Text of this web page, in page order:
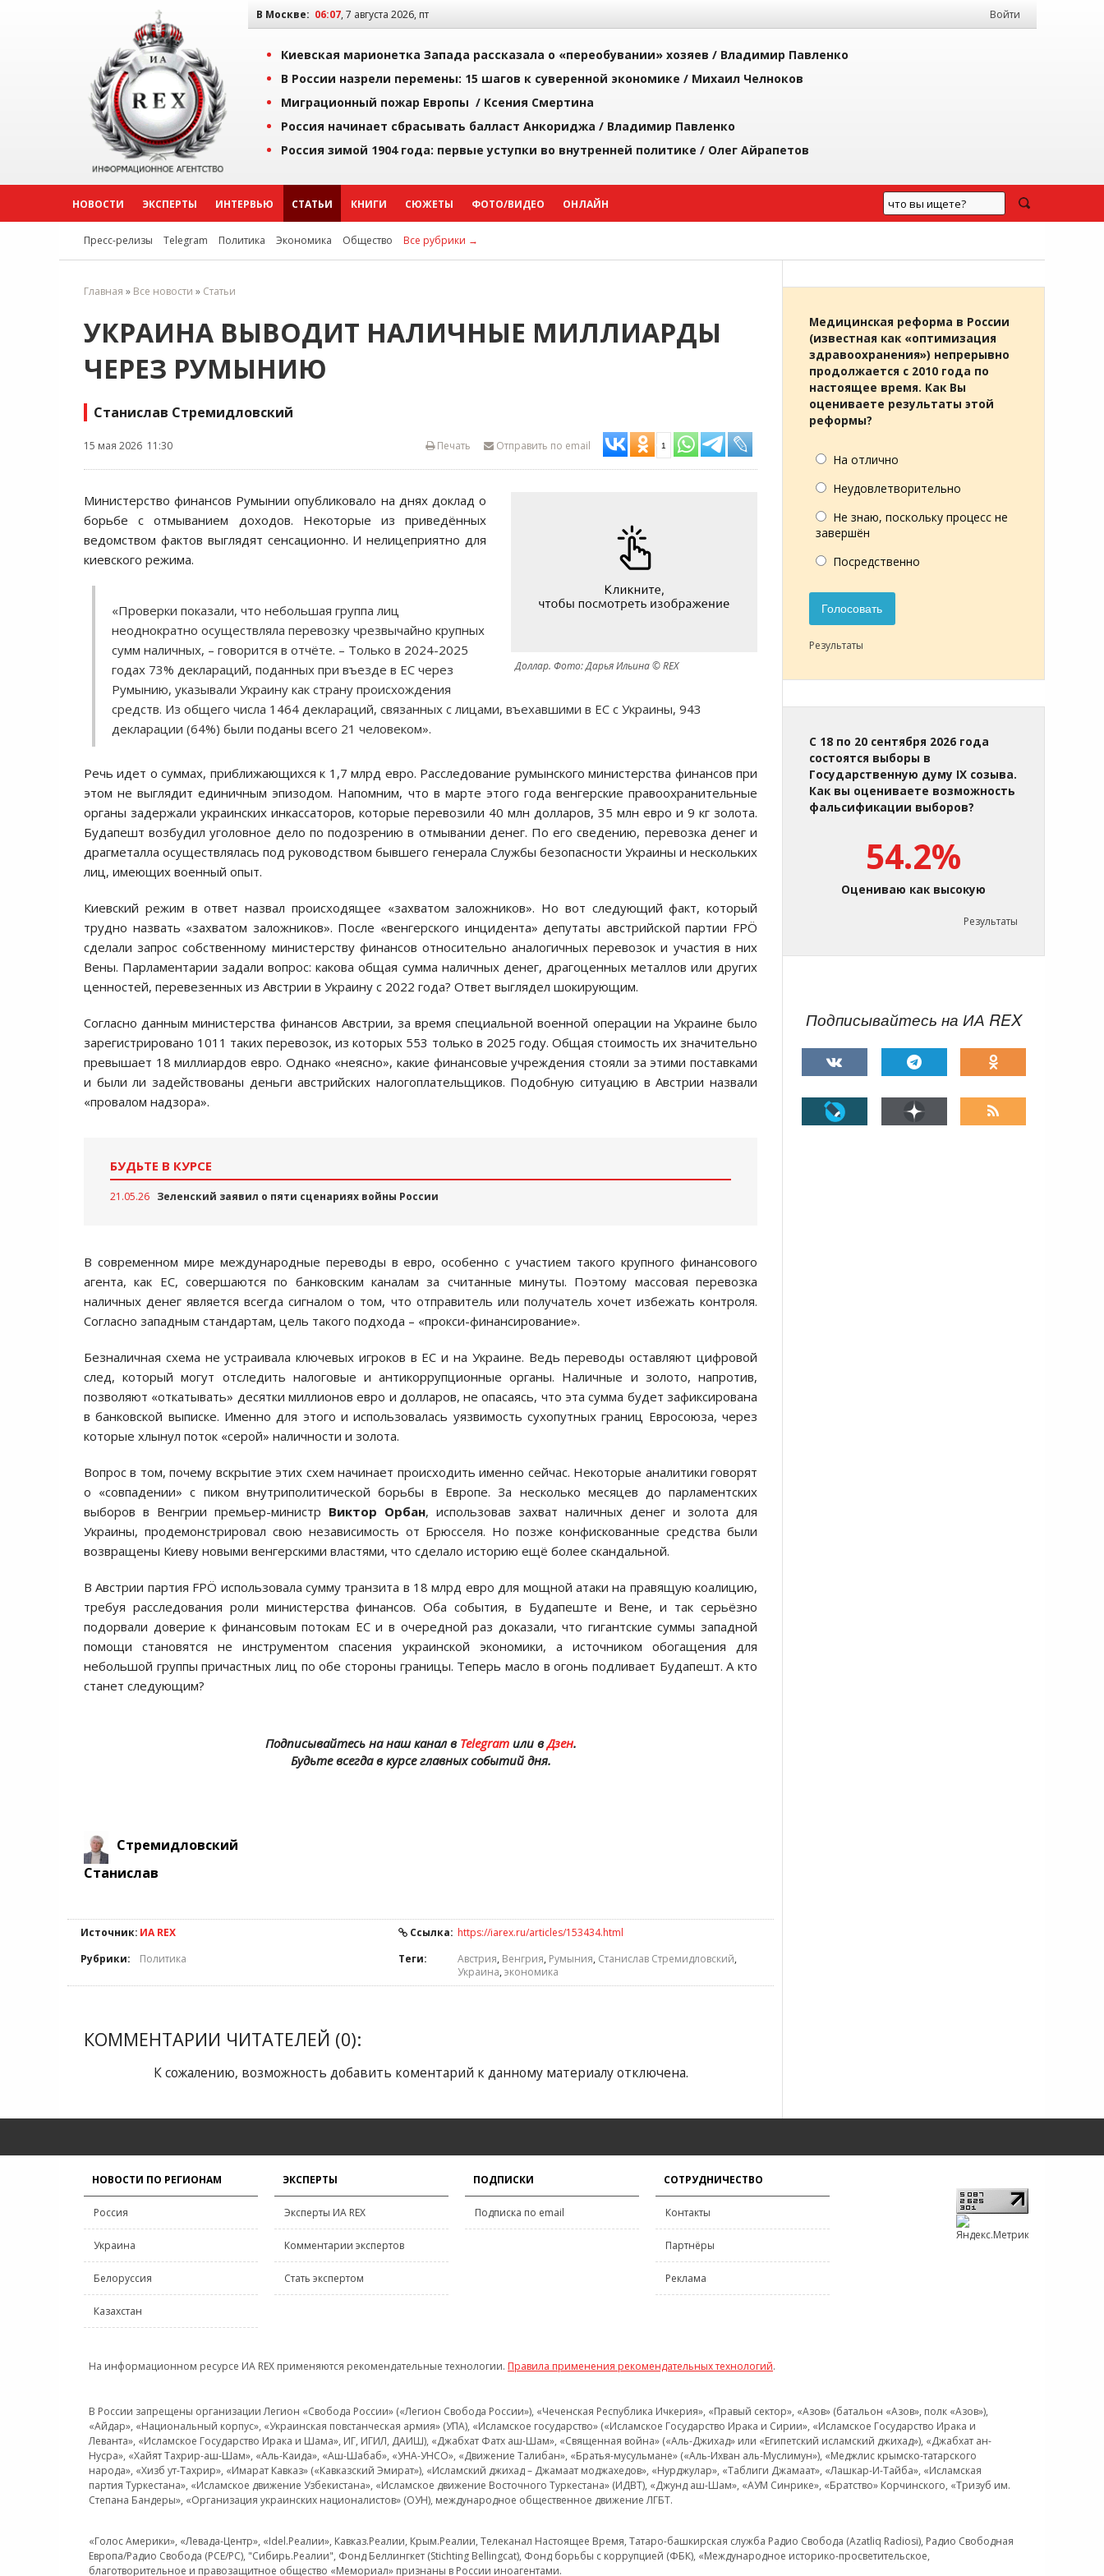
В Москве: 06:07, 7 августа 2026, пт Войти
Киевская марионетка Запада рассказала о «переобувании» хозяев / Владимир Павленко
В России назрели перемены: 15 шагов к суверенной экономике / Михаил Челноков
Миграционный пожар Европы / Ксения Смертина
Россия начинает сбрасывать балласт Анкориджа / Владимир Павленко
Россия зимой 1904 года: первые уступки во внутренней политике / Олег Айрапетов
НОВОСТИ ЭКСПЕРТЫ ИНТЕРВЬЮ СТАТЬИ КНИГИ СЮЖЕТЫ ФОТО/ВИДЕО ОНЛАЙН
Пресс-релизы Telegram Политика Экономика Общество Все рубрики →
Главная » Все новости » Статьи
УКРАИНА ВЫВОДИТ НАЛИЧНЫЕ МИЛЛИАРДЫ
ЧЕРЕЗ РУМЫНИЮ
Станислав Стремидловский
15 мая 2026 11:30 Отправить по email 1
Печать
Доллар. Фото: Дарья Ильина © REX
Министерство финансов Румынии опубликовало на днях доклад о
борьбе с отмыванием доходов. Некоторые из приведённых
ведомством фактов выглядят сенсационно. И нелицеприятно для
киевского режима.
«Проверки показали, что небольшая группа лиц
неоднократно осуществляла перевозку чрезвычайно крупных
сумм наличных, – говорится в отчёте. – Только в 2024-2025
годах 73% деклараций, поданных при въезде в ЕС через
Румынию, указывали Украину как страну происхождения
средств. Из общего числа 1464 деклараций, связанных с лицами, въехавшими в ЕС с Украины, 943
декларации (64%) были поданы всего 21 человеком».
Речь идет о суммах, приближающихся к 1,7 млрд евро. Расследование румынского министерства финансов при
этом не выглядит единичным эпизодом. Напомним, что в марте этого года венгерские правоохранительные
органы задержали украинских инкассаторов, которые перевозили 40 млн долларов, 35 млн евро и 9 кг золота.
Будапешт возбудил уголовное дело по подозрению в отмывании денег. По его сведению, перевозка денег и
драгметалла осуществлялась под руководством бывшего генерала Службы безопасности Украины и нескольких
лиц, имеющих военный опыт.
Киевский режим в ответ назвал происходящее «захватом заложников». Но вот следующий факт, который
трудно назвать «захватом заложников». После «венгерского инцидента» депутаты австрийской партии FPÖ
сделали запрос собственному министерству финансов относительно аналогичных перевозок и участия в них
Вены. Парламентарии задали вопрос: какова общая сумма наличных денег, драгоценных металлов или других
ценностей, перевезенных из Австрии в Украину с 2022 года? Ответ выглядел шокирующим.
Согласно данным министерства финансов Австрии, за время специальной военной операции на Украине было
зарегистрировано 1011 таких перевозок, из которых 553 только в 2025 году. Общая стоимость их значительно
превышает 18 миллиардов евро. Однако «неясно», какие финансовые учреждения стояли за этими поставками
и были ли задействованы деньги австрийских налогоплательщиков. Подобную ситуацию в Австрии назвали
«провалом надзора».
БУДЬТЕ В КУРСЕ
21.05.26 Зеленский заявил о пяти сценариях войны России
В современном мире международные переводы в евро, особенно с участием такого крупного финансового
агента, как ЕС, совершаются по банковским каналам за считанные минуты. Поэтому массовая перевозка
наличных денег является всегда сигналом о том, что отправитель или получатель хочет избежать контроля.
Согласно западным стандартам, цель такого подхода – «прокси-финансирование».
Безналичная схема не устраивала ключевых игроков в ЕС и на Украине. Ведь переводы оставляют цифровой
след, который могут отследить налоговые и антикоррупционные органы. Наличные и золото, напротив,
позволяют «откатывать» десятки миллионов евро и долларов, не опасаясь, что эта сумма будет зафиксирована
в банковской выписке. Именно для этого и использовалась уязвимость сухопутных границ Евросоюза, через
которые хлынул поток «серой» наличности и золота.
Вопрос в том, почему вскрытие этих схем начинает происходить именно сейчас. Некоторые аналитики говорят
о «совпадении» с пиком внутриполитической борьбы в Европе. За несколько месяцев до парламентских
выборов в Венгрии премьер-министр Виктор Орбан, использовав захват наличных денег и золота для
Украины, продемонстрировал свою независимость от Брюсселя. Но позже конфискованные средства были
возвращены Киеву новыми венгерскими властями, что сделало историю ещё более скандальной.
В Австрии партия FPÖ использовала сумму транзита в 18 млрд евро для мощной атаки на правящую коалицию,
требуя расследования роли министерства финансов. Оба события, в Будапеште и Вене, и так серьёзно
подорвали доверие к финансовым потокам ЕС и в очередной раз доказали, что гигантские суммы западной
помощи становятся не инструментом спасения украинской экономики, а источником обогащения для
небольшой группы причастных лиц по обе стороны границы. Теперь масло в огонь подливает Будапешт. А кто
станет следующим?
Подписывайтесь на наш канал в Telegramили вДзен.
Будьте всегда в курсе главных событий дня.
Стремидловский
Станислав
Источник: ИА REX Ссылка: https://iarex.ru/articles/153434.html
Рубрики:
Политика Теги: Австрия, Венгрия, Румыния, Станислав Стремидловский,
Украина, экономика
КОММЕНТАРИИ ЧИТАТЕЛЕЙ (0):
К сожалению, возможность добавить коментарий к данному материалу отключена.
Медицинская реформа в России
(известная как «оптимизация
здравоохранения») непрерывно
продолжается с 2010 года по
настоящее время. Как Вы
оцениваете результаты этой
реформы?
На отлично
Неудовлетворительно
Не знаю, поскольку процесс не
завершён
Посредственно
Голосовать
Результаты
С 18 по 20 сентября 2026 года
состоятся выборы в
Государственную думу IX созыва.
Как вы оцениваете возможность
фальсификации выборов?
54.2%
Оцениваю как высокую
Результаты
Подписывайтесь на ИА REX
НОВОСТИ ПО РЕГИОНАМ
Россия
Украина
Белоруссия
Казахстан
ЭКСПЕРТЫ
Эксперты ИА REX
Комментарии экспертов
Стать экспертом
ПОДПИСКИ
Подписка по email
СОТРУДНИЧЕСТВО
Контакты
Партнёры
Реклама
На информационном ресурсе ИА REX применяются рекомендательные технологии. Правила применения рекомендательных технологий.
В России запрещены организации Легион «Свобода России» («Легион Свобода России»), «Чеченская Республика Ичкерия», «Правый сектор», «Азов» (батальон «Азов», полк «Азов»),
«Айдар», «Национальный корпус», «Украинская повстанческая армия» (УПА), «Исламское государство» («Исламское Государство Ирака и Сирии», «Исламское Государство Ирака и
Леванта», «Исламское Государство Ирака и Шама», ИГ, ИГИЛ, ДАИШ), «Джабхат Фатх аш-Шам», «Священная война» («Аль-Джихад» или «Египетский исламский джихад»), «Джабхат ан-
Нусра», «Хайят Тахрир-аш-Шам», «Аль-Каида», «Аш-Шабаб», «УНА-УНСО», «Движение Талибан», «Братья-мусульмане» («Аль-Ихван аль-Муслимун»), «Меджлис крымско-татарского
народа», «Хизб ут-Тахрир», «Имарат Кавказ» («Кавказский Эмират»), «Исламский джихад – Джамаат моджахедов», «Нурджулар», «Таблиги Джамаат», «Лашкар-И-Тайба», «Исламская
партия Туркестана», «Исламское движение Узбекистана», «Исламское движение Восточного Туркестана» (ИДВТ), «Джунд аш-Шам», «АУМ Синрике», «Братство» Корчинского, «Тризуб им.
Степана Бандеры», «Организация украинских националистов» (ОУН), международное общественное движение ЛГБТ.
«Голос Америки», «Левада-Центр», «Idel.Реалии», Кавказ.Реалии, Крым.Реалии, Телеканал Настоящее Время, Татаро-башкирская служба Радио Свобода (Azatliq Radiosi), Радио Свободная
Европа/Радио Свобода (PCE/PC), "Сибирь.Реалии", Фонд Беллингкет (Stichting Bellingcat), Фонд борьбы с коррупцией (ФБК), «Международное историко-просветительское,
благотворительное и правозащитное общество «Мемориал» признаны в России иноагентами.